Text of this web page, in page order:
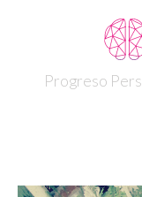
Progreso